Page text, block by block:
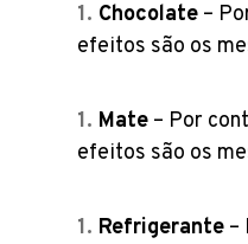
Chocolate –
efeitos são os
Mate – Por
efeitos são os
Refrigerante –